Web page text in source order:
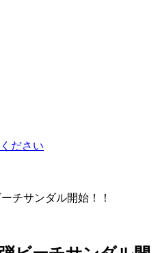
ださい
チサンダル開始！！